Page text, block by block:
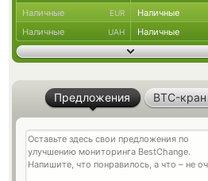
Наличные EUR Наличные
Наличные UAH Наличные
Предложения BTC-кран